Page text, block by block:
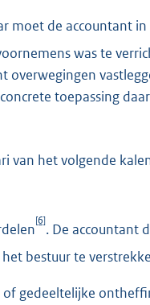
de accountant in
was te
overwegingen
toepassing
het volgende
[6]
. De accountant
bestuur te
gedeeltelijke